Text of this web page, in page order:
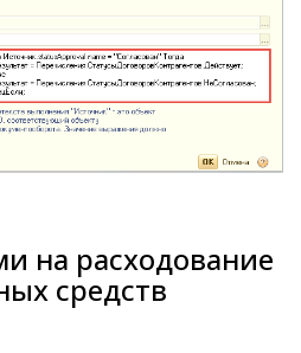
на расходование
средств